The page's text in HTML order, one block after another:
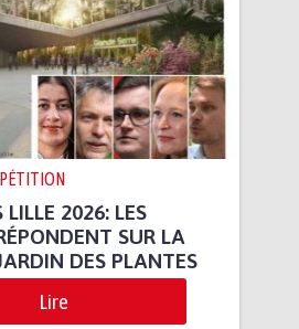
PÉTITION
2026: LES
SUR LA
DES PLANTES
Lire